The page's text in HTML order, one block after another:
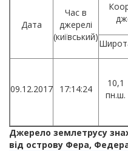
Дата
Час в
джерелі
(київський)
09.12.2017 17:14:24
10,1
пн.ш.
Джерело землетрусу
від острову Фера,